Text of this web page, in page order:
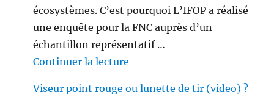
écosystèmes. C’est pourquoi L’IFOP a réalisé
une enquête pour la FNC auprès d’un
échantillon représentatif …
Continuer la lecture
Viseur point rouge ou lunette de tir (video) ?